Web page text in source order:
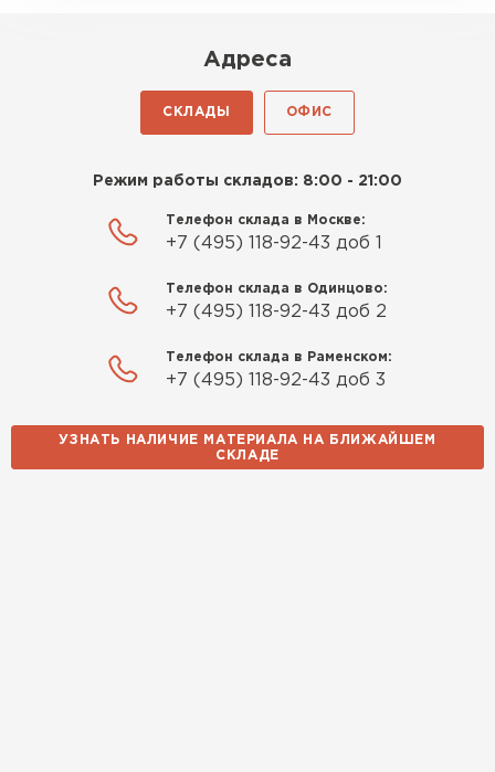
Адреса
СКЛАДЫ ОФИС
Режим работы складов: 8:00 - 21:00
Телефон склада в Москве:
+7 (495) 118-92-43 доб 1
Телефон склада в Одинцово:
+7 (495) 118-92-43 доб 2
Телефон склада в Раменском:
+7 (495) 118-92-43 доб 3
УЗНАТЬ НАЛИЧИЕ МАТЕРИАЛА НА БЛИЖАЙШЕМ
СКЛАДЕ